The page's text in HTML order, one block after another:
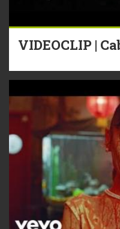
VIDEOCLIP |